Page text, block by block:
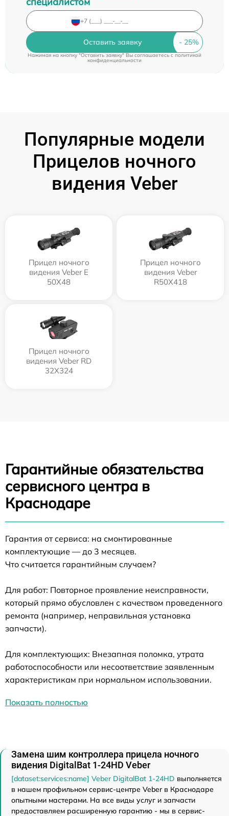
Оставить заявку
Нажимая на кнопку "Оставить заявку" Вы соглашаетесь cполитикой
конфиденциальности
Популярные модели
Прицелов ночного
видения Veber
Прицел ночного
видения Veber E
50X48
Прицел ночного
видения Veber
R50X418
Прицел ночного
видения Veber RD
32X324
Гарантийные обязательства
сервисного центра в
Краснодаре
Гарантия от сервиса: на смонтированные
комплектующие — до 3 месяцев.
Что считается гарантийным случаем?
Для работ: Повторное проявление неисправности,
который прямо обусловлен с качеством проведенного
ремонта (например, неправильная установка
запчасти).
Для комплектующих: Внезапная поломка, утрата
работоспособности или несоответствие заявленным
характеристикам при нормальном использовании.
Показать полностью
Замена шим контроллера прицела ночного
видения DigitalBat 1-24HD Veber
[dataset:services:name] Veber DigitalBat 1-24HD выполняется
в нашем профильном сервис-центре Veber в Краснодаре
опытными мастерами. На все виды услуг и запчасти
предоставляем расширенную гарантию - мы в сервис-